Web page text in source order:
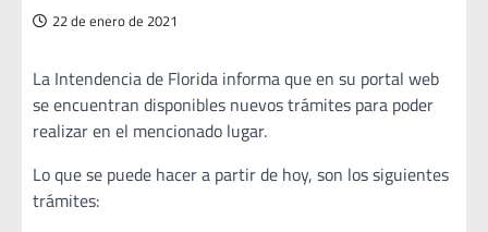
22 de enero de 2021
La Intendencia de Florida informa que en su portal web
se encuentran disponibles nuevos trámites para poder
realizar en el mencionado lugar.
Lo que se puede hacer a partir de hoy, son los siguientes
trámites: